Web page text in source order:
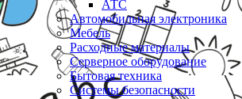
АТС
Автомобильная электроника
Мебель
Расходные материалы
Серверное оборудование
Бытовая техника
Системы безопасности